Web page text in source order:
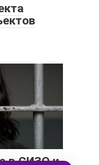
в СИЗО и